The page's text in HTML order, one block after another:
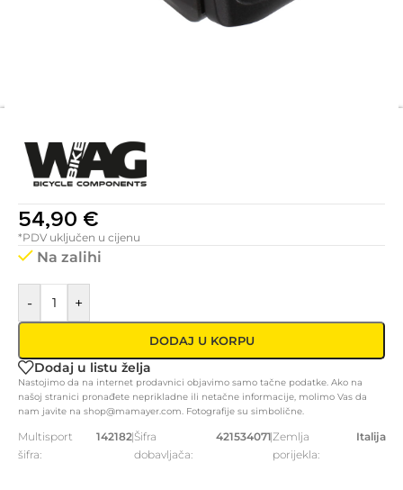
54,90 €
*PDV uključen u cijenu
Na zalihi
- +
DODAJ U KORPU
Dodaj u listu želja
Nastojimo da na internet prodavnici objavimo samo tačne podatke. Ako na
našoj stranici pronađete neprikladne ili netačne informacije, molimo Vas da
nam javite na shop@mamayer.com. Fotografije su simbolične.
Multisport
šifra:
142182|Šifra
dobavljača:
421534071|Zemlja
porijekla:
Italija